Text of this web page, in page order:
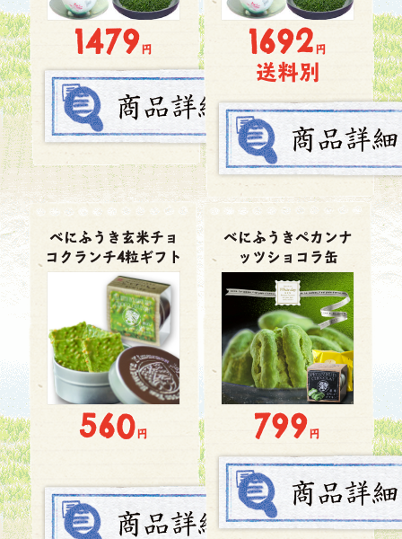
1479円 1692 円
送料別
べにふうき玄米チョ
コクランチ4粒ギフト
560円
べにふうきペカンナ
ッツショコラ缶
799円